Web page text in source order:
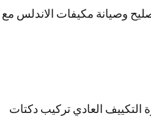
وصيانة مكيفات الاندلس مع
العادي تركيب دكتات